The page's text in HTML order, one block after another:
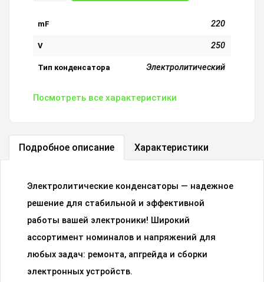
mF 220
V 250
Тип конденсатора Электролитический
Посмотреть все характеристики
Подробное описание Характеристики
Электролитические конденсаторы — надежное
решение для стабильной и эффективной
работы вашей электроники! Широкий
ассортимент номиналов и напряжений для
любых задач: ремонта, апгрейда и сборки
электронных устройств.